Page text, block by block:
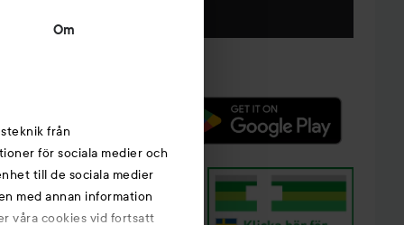
Om
från
för sociala medier och
till de sociala medier
med annan information
våra cookies vid fortsatt
Följ oss